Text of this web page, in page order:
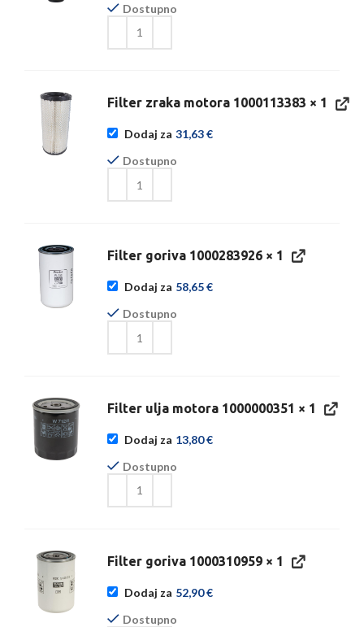
Filter goriva 1000310959× 1
Dodaj za 52,90€
Dostupno
Filter ulja motora 1000000351 × 1
Dodaj za 13,80€
Dostupno
Filter goriva 1000283926× 1
Dodaj za 58,65€
Dostupno
Filter zraka motora 1000113383 × 1
Dodaj za 31,63€
Dostupno
Dostupno